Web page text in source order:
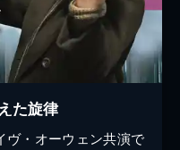
た旋律
ヴ・オーウェン共演で